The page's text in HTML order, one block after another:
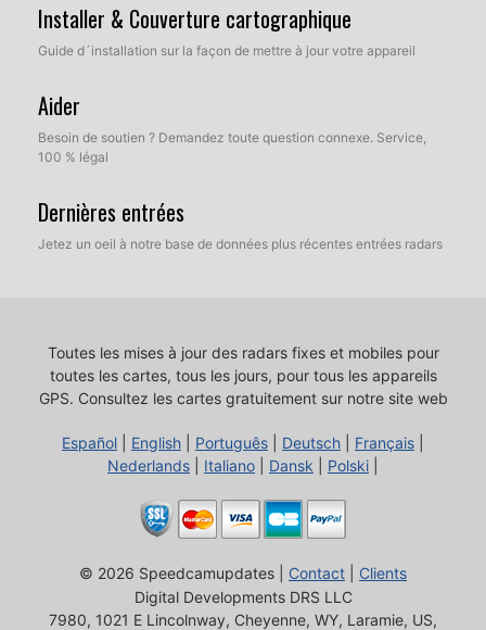
Installer & Couverture cartographique
Guide d´installation sur la façon de mettre à jour votre appareil
Aider
Besoin de soutien ? Demandez toute question connexe. Service,
100 % légal
Dernières entrées
Jetez un oeil à notre base de données plus récentes entrées radars
Toutes les mises à jour des radars fixes et mobiles pour
toutes les cartes, tous les jours, pour tous les appareils
GPS. Consultez les cartes gratuitement sur notre site web
Español English Português Deutsch Français
Nederlands
Italiano Dansk Polski
© 2026 Speedcamupdates | Contact
Clients
Digital Developments DRS LLC
7980, 1021 E Lincolnway, Cheyenne, WY, Laramie, US,